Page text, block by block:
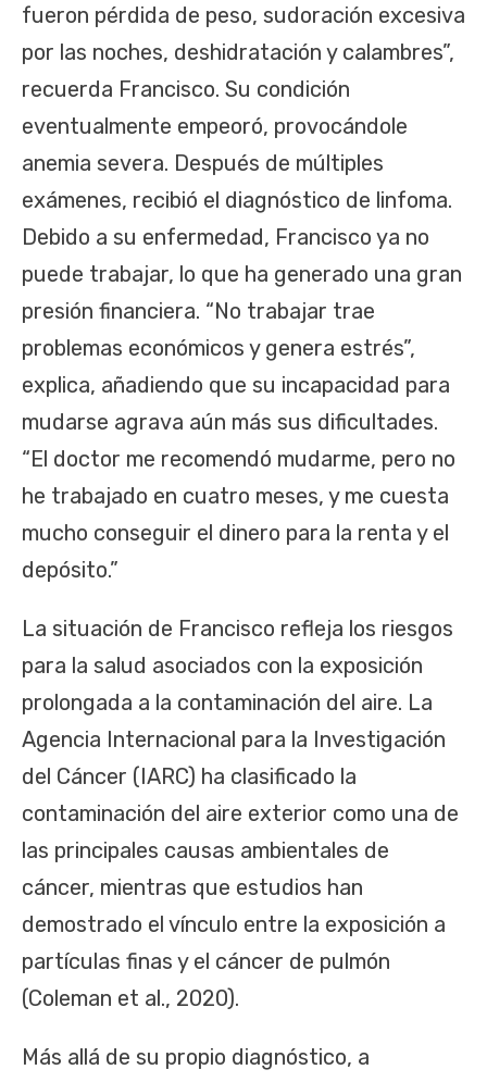
fueron pérdida de peso, sudoración excesiva
por las noches, deshidratación y calambres”,
recuerda Francisco. Su condición
eventualmente empeoró, provocándole
anemia severa. Después de múltiples
exámenes, recibió el diagnóstico de linfoma.
Debido a su enfermedad, Francisco ya no
puede trabajar, lo que ha generado una gran
presión financiera. “No trabajar trae
problemas económicos y genera estrés”,
explica, añadiendo que su incapacidad para
mudarse agrava aún más sus dificultades.
“El doctor me recomendó mudarme, pero no
he trabajado en cuatro meses, y me cuesta
mucho conseguir el dinero para la renta y el
depósito.”
La situación de Francisco refleja los riesgos
para la salud asociados con la exposición
prolongada a la contaminación del aire. La
Agencia Internacional para la Investigación
del Cáncer (IARC) ha clasificado la
contaminación del aire exterior como una de
las principales causas ambientales de
cáncer, mientras que estudios han
demostrado el vínculo entre la exposición a
partículas finas y el cáncer de pulmón
(Coleman et al., 2020).
Más allá de su propio diagnóstico, a